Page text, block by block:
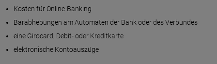
Kosten für Online­-Banking
Barabhebungen am Auto­maten der Bank oder des Ver­bundes
eine Girocard, Debit- oder Kredit­karte
elektro­nische Konto­aus­züge